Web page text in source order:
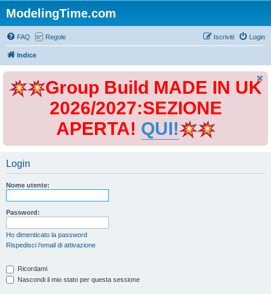
ModelingTime.com
FAQ Regole Login
Iscriviti
Indice
Group Build MADE IN UK
2026/2027:SEZIONE
APERTA! QUI!
Login
Nome utente:
Password:
Ho dimenticato la password
Rispedisci l’email di attivazione
Ricordami
Nascondi il mio stato per questa sessione